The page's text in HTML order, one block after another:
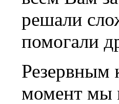
решали
помогали
Резервным
момент мы